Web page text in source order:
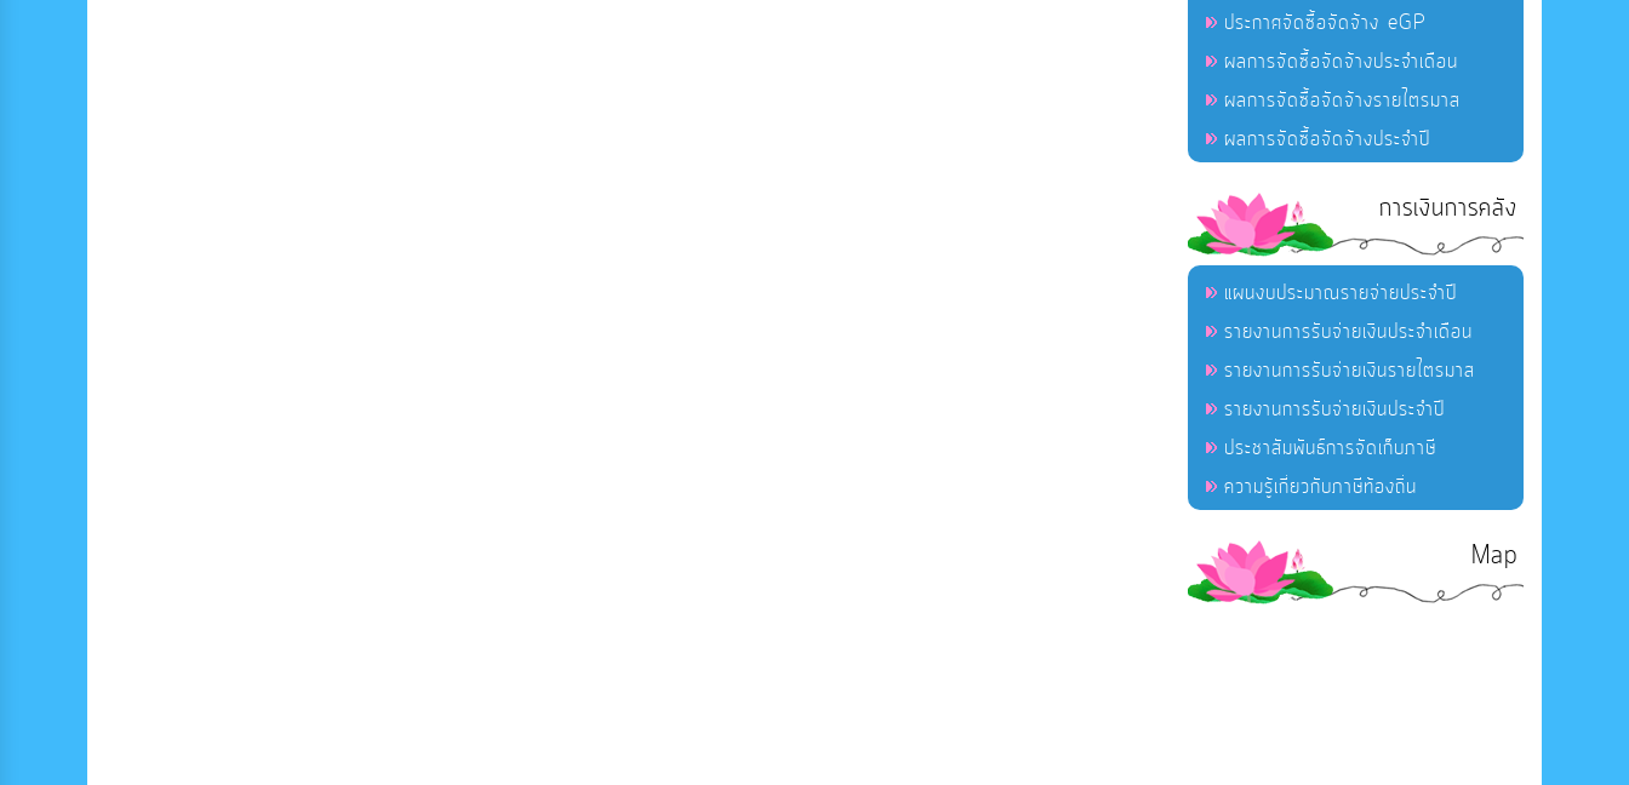
ประกาศจัดซื้อจัดจ้าง eGP
ผลการจัดซื้อจัดจ้างประจำเดือน
ผลการจัดซื้อจัดจ้างรายไตรมาส
ผลการจัดซื้อจัดจ้างประจำปี
การเงินการคลัง
แผนงบประมาณรายจ่ายประจำปี
รายงานการรับจ่ายเงินประจำเดือน
รายงานการรับจ่ายเงินรายไตรมาส
รายงานการรับจ่ายเงินประจำปี
ประชาสัมพันธ์การจัดเก็บภาษี
ความรู้เกี่ยวกับภาษีท้องถิ่น
Map